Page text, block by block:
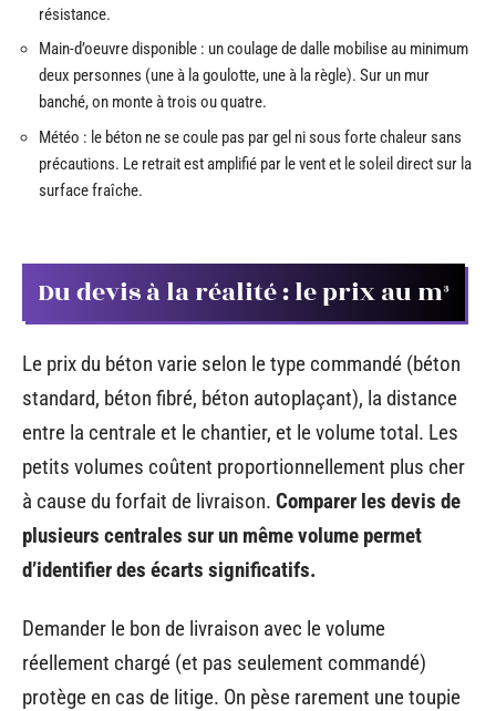
résistance.
Main-d’oeuvre disponible : un coulage de dalle mobilise au minimum
deux personnes (une à la goulotte, une à la règle). Sur un mur
banché, on monte à trois ou quatre.
Météo : le béton ne se coule pas par gel ni sous forte chaleur sans
précautions. Le retrait est amplifié par le vent et le soleil direct sur la
surface fraîche.
Du devis à la réalité : le prix au m³
Le prix du béton varie selon le type commandé (béton
standard, béton fibré, béton autoplaçant), la distance
entre la centrale et le chantier, et le volume total. Les
petits volumes coûtent proportionnellement plus cher
à cause du forfait de livraison. Comparer les devis de
plusieurs centrales sur un même volume permet
d’identifier des écarts significatifs.
Demander le bon de livraison avec le volume
réellement chargé (et pas seulement commandé)
protège en cas de litige. On pèse rarement une toupie